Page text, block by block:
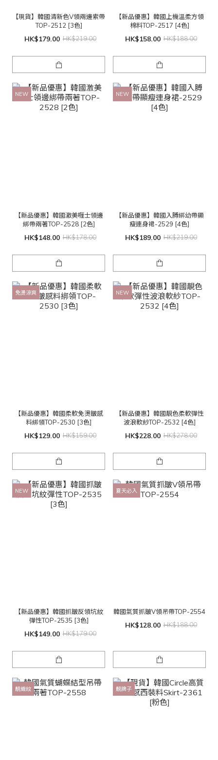
【現貨】韓國清新色V領兩邊索帶
TOP-2512 [3色]
HK$179.00 HK$219.00
【新品優惠】韓國上機溫柔方領
棉料TOP-2517 [4色]
HK$158.00 HK$188.00
NEW
【新品優惠】韓國激美喱士領邊
綁帶兩著TOP-2528 [2色]
HK$148.00 HK$178.00
NEW
【新品優惠】韓國入膊綁幼帶顯
瘦連身裙-2529 [4色]
HK$189.00 HK$219.00
免燙涼爽
【新品優惠】韓國柔軟免燙皺感
料綁領TOP-2530 [3色]
HK$129.00 HK$159.00
NEW
【新品優惠】韓國靚色柔軟彈性
波浪軟紗TOP-2532 [4色]
HK$228.00 HK$278.00
NEW
【新品優惠】韓國抓皺反領坑紋
彈性TOP-2535 [3色]
HK$149.00 HK$179.00
夏天必入
韓國氣質抓皺V領吊帶TOP-2554
HK$128.00 HK$188.00
靚織紋 靚牌子